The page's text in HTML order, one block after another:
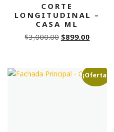
CORTE
LONGITUDINAL –
CASA ML
$3,000.00 Original
$3,000.00.
$899.00Current
$899.00.
¡Oferta!